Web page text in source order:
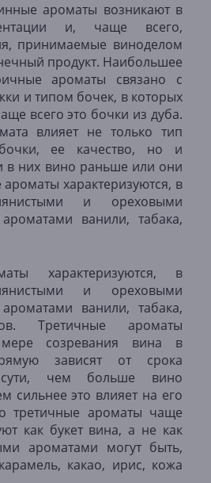
ароматы возникают в
и, чаще всего,
принимаемые виноделом
продукт. Наибольшее
ароматы связано с
и типом бочек, в которых
всего это бочки из дуба.
влияет не только тип
ее качество, но и
в них вино раньше или они
характеризуются, в
и ореховыми
ванили, табака,
характеризуются, в
и ореховыми
ванили, табака,
Третичные ароматы
созревания вина в
зависят от срока
чем больше вино
сильнее это влияет на его
третичные ароматы чаще
как букет вина, а не как
ароматами могут быть,
какао, ирис, кожа